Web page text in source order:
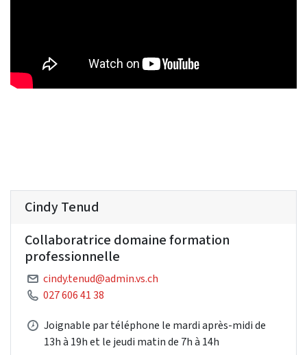
Cindy Tenud
Collaboratrice domaine formation
professionnelle
cindy.tenud@admin.vs.ch
027 606 41 38
Joignable par téléphone le mardi après-midi de
13h à 19h et le jeudi matin de 7h à 14h